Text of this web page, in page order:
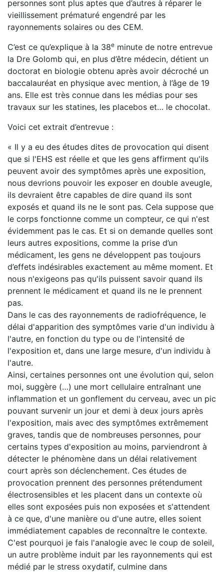
personnes sont plus aptes que d’autres à réparer le
vieillissement prématuré engendré par les
rayonnements solaires ou des CEM.
C’est ce qu’explique à la 38e minute de notre entrevue
la Dre Golomb qui, en plus d’être médecin, détient un
doctorat en biologie obtenu après avoir décroché un
baccalauréat en physique avec mention, à l’âge de 19
ans. Elle est très connue dans les médias pour ses
travaux sur les statines, les placebos et… le chocolat.
Voici cet extrait d’entrevue :
« Il y a eu des études dites de provocation qui disent
que si l'EHS est réelle et que les gens affirment qu'ils
peuvent avoir des symptômes après une exposition,
nous devrions pouvoir les exposer en double aveugle,
ils devraient être capables de dire quand ils sont
exposés et quand ils ne le sont pas. Cela suppose que
le corps fonctionne comme un compteur, ce qui n'est
évidemment pas le cas. Et si on demande quelles sont
leurs autres expositions, comme la prise d’un
médicament, les gens ne développent pas toujours
d’effets indésirables exactement au même moment. Et
nous n'exigeons pas qu'ils puissent savoir quand ils
prennent le médicament et quand ils ne le prennent
pas.
Dans le cas des rayonnements de radiofréquence, le
délai d'apparition des symptômes varie d'un individu à
l'autre, en fonction du type ou de l'intensité de
l'exposition et, dans une large mesure, d'un individu à
l'autre.
Ainsi, certaines personnes ont une évolution qui, selon
moi, suggère (…) une mort cellulaire entraînant une
inflammation et un gonflement du cerveau, avec un pic
pouvant survenir un jour et demi à deux jours après
l'exposition, mais avec des symptômes extrêmement
graves, tandis que de nombreuses personnes, pour
certains types d'exposition au moins, parviendront à
détecter le phénomène dans un délai relativement
court après son déclenchement. Ces études de
provocation prennent des personnes prétendument
électrosensibles et les placent dans un contexte où
elles sont exposées puis non exposées et s'attendent
à ce que, d'une manière ou d'une autre, elles soient
immédiatement capables de reconnaître le contexte.
C'est pourquoi je fais l'analogie avec le coup de soleil,
un autre problème induit par les rayonnements qui est
médié par le stress oxydatif, culmine dans